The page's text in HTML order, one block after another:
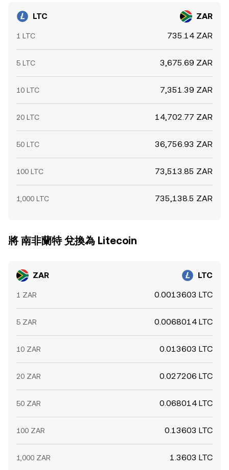
LTC ZAR
1 LTC 735.14 ZAR
5 LTC 3,675.69 ZAR
10 LTC 7,351.39 ZAR
20 LTC 14,702.77 ZAR
50 LTC 36,756.93 ZAR
100 LTC 73,513.85 ZAR
1,000 LTC 735,138.5 ZAR
將 南非蘭特 兌換為 Litecoin
ZAR LTC
1 ZAR 0.0013603 LTC
5 ZAR 0.0068014 LTC
10 ZAR 0.013603 LTC
20 ZAR 0.027206 LTC
50 ZAR 0.068014 LTC
100 ZAR 0.13603 LTC
1,000 ZAR 1.3603 LTC